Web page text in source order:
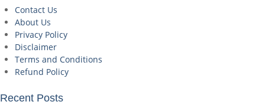
Contact Us
About Us
Privacy Policy
Disclaimer
Terms and Conditions
Refund Policy
Recent Posts